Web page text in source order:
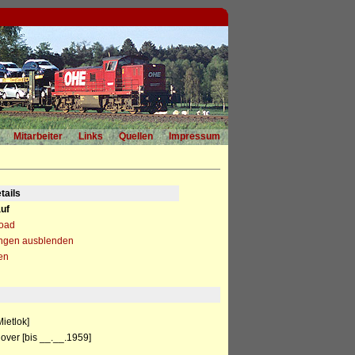
Mitarbeiter Links Quellen Impressum
ausblenden
[bis __.__.1959]